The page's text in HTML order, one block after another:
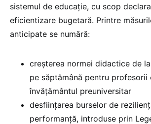
sistemul de educație, cu scop
eficientizare bugetară. Printre
anticipate se numără:
creșterea normei didactice de
pe săptămână pentru profesorii
învățământul preuniversitar
desființarea burselor de
performanță, introduse prin